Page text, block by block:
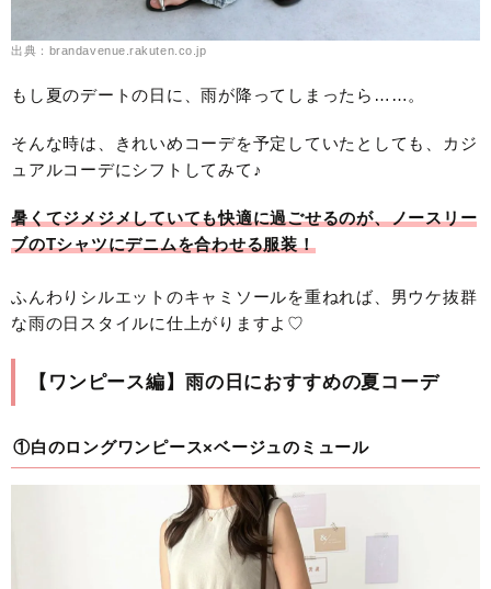
出典：brandavenue.rakuten.co.jp
もし夏のデートの日に、雨が降ってしまったら……。
そんな時は、きれいめコーデを予定していたとしても、カジ
ュアルコーデにシフトしてみて♪
暑くてジメジメしていても快適に過ごせるのが、ノースリー
ブのTシャツにデニムを合わせる服装！
ふんわりシルエットのキャミソールを重ねれば、男ウケ抜群
な雨の日スタイルに仕上がりますよ♡
【ワンピース編】雨の日におすすめの夏コーデ
①白のロングワンピース×ベージュのミュール